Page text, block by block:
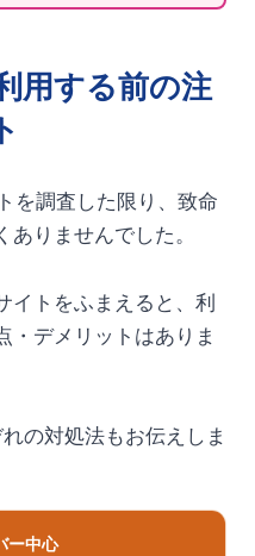
用する前の注
を調査した限り、致命
りませんでした。
イトをふまえると、利
・デメリットはありま
の対処法もお伝えしま
ー中心